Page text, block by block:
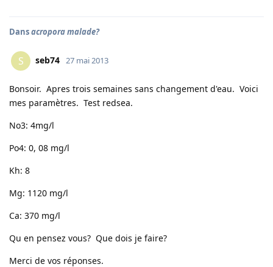
Dansacropora malade?
S seb74 27 mai 2013
Bonsoir. Apres trois semaines sans changement d'eau. Voici
mes paramètres. Test redsea.
No3: 4mg/l
Po4: 0, 08 mg/l
Kh: 8
Mg: 1120 mg/l
Ca: 370 mg/l
Qu en pensez vous? Que dois je faire?
Merci de vos réponses.